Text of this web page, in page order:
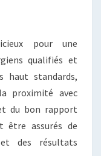
pour une
qualifiés et
haut standards,
proximité avec
du bon rapport
être assurés de
des résultats